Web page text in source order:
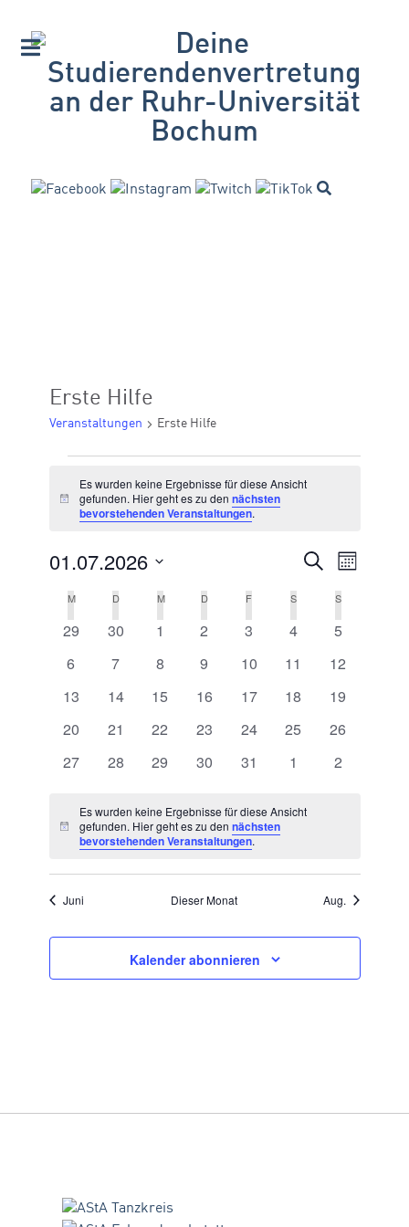
Erste Hilfe
Veranstaltungen Erste Hilfe
Hinweis
Es wurden keine Ergebnisse für diese Ansicht
gefunden. Hier geht es zu dennächsten
bevorstehenden Veranstaltungen.
SUCHE
UND
Suche
Monat
01.07.2026
KALENDER
VON
VERANSTALTUNGEN
M MONTAG
D DIENSTAG
MMITTWOCH
D DONNERSTAG
F FREITAGSSAMSTAG
SSONNTAG
0 Veranstaltungen
29 0 Veranstaltungen
30 0 Veranstaltungen
1 0 Veranstaltungen
2 0 Veranstaltungen
3 0 Veranstaltungen
4 0
5
0 Veranstaltungen
6 0 Veranstaltungen
7 0 Veranstaltungen
8 0 Veranstaltungen
9 0 Veranstaltungen
10 0 Veranstaltungen
11 0
12
0 Veranstaltungen
13 0 Veranstaltungen
14 0 Veranstaltungen
15 0 Veranstaltungen
16 0 Veranstaltungen
17 0 Veranstaltungen
18 0
19
0 Veranstaltungen
20 0 Veranstaltungen
21 0 Veranstaltungen
22 0 Veranstaltungen
23 0 Veranstaltungen
24 0 Veranstaltungen
25 0
26
0 Veranstaltungen
27 0 Veranstaltungen
28 0 Veranstaltungen
29 0 Veranstaltungen
30 0 Veranstaltungen
31 0 Veranstaltungen
1 0
2
Hinweis
Es wurden keine Ergebnisse für diese Ansicht
gefunden. Hier geht es zu dennächsten
bevorstehenden Veranstaltungen.
Juni Dieser Monat Aug.
Kalender abonnieren